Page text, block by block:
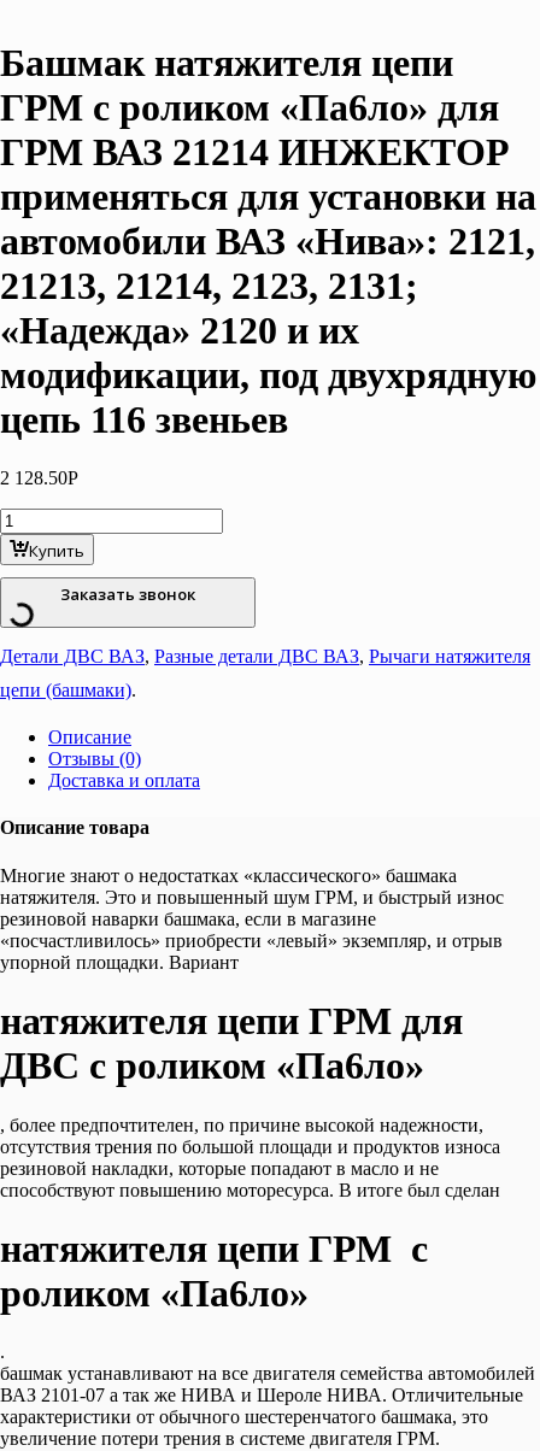
Башмак натяжителя цепи
ГРМ с роликом «Па6ло» для
ГРМ ВАЗ 21214 ИНЖЕКТОР
применяться для установки на
автомобили ВАЗ «Нива»: 2121,
21213, 21214, 2123, 2131;
«Надежда» 2120 и их
модификации, под двухрядную
цепь 116 звеньев
2 128.50Р
Количество
товара
Башмак
натяжителя
цепи
ГРМ
с
роликом
«Па6ло»
ГРМ
ВАЗ
21214
применяться
установки
на
автомобили
ВАЗ
"Нива":
2121,
21214,
2123,
2131;
"Надежда"
и
их
модификации,
под
116
Купить
Заказать звонок
Детали ДВС ВАЗ, Разные детали ДВС ВАЗ, Рычаги натяжителя
цепи (башмаки).
Описание
Отзывы (0)
Доставка и оплата
Описание товара
Многие знают о недостатках «классического» башмака
натяжителя. Это и повышенный шум ГРМ, и быстрый износ
резиновой наварки башмака, если в магазине
«посчастливилось» приобрести «левый» экземпляр, и отрыв
упорной площадки. Вариант
натяжителя цепи ГРМ для
ДВС с роликом «Па6ло»
, более предпочтителен, по причине высокой надежности,
отсутствия трения по большой площади и продуктов износа
резиновой накладки, которые попадают в масло и не
способствуют повышению моторесурса. В итоге был сделан
натяжителя цепи ГРМ с
роликом «Па6ло»
.
башмак устанавливают на все двигателя семейства автомобилей
ВАЗ 2101-07 а так же НИВА и Шероле НИВА. Отличительные
характеристики от обычного шестеренчатого башмака, это
увеличение потери трения в системе двигателя ГРМ.